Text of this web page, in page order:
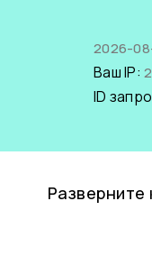
2026-
Ваш IP:
ID
Разверните